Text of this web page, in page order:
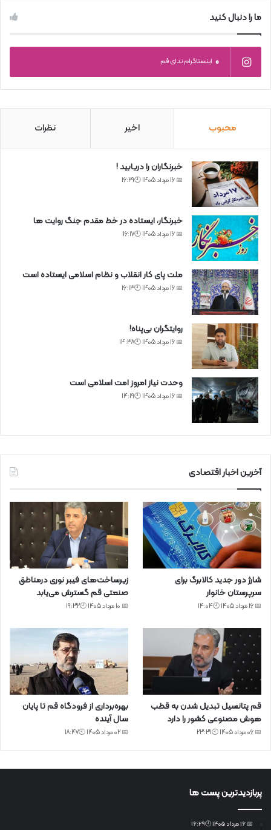
ما را دنبال کنید
0 اینستاگرام ندای قم
محبوب اخیر نظرات
خبرنگاران را دریابید !
📅 16 مرداد 1405 🕙16:29
خبرنگار، ایستاده در خط مقدم جنگ روایت ها
📅 16 مرداد 1405 🕙16:17
ملت پای کار انقلاب و نظام اسلامی ایستاده است
📅 16 مرداد 1405 🕙16:13
روایتگران بی‌پناه!
📅 16 مرداد 1405 🕙14:38
وحدت نیاز امروز امت اسلامی است
📅 16 مرداد 1405 🕙14:19
آخرین اخبار اقتصادی
شارژ دور جدید کالابرگ برای
سرپرستان خانوار
📅 16 مرداد 1405 🕙14:04
زیرساخت‌های فیبر نوری درمناطق
صنعتی قم گسترش می‌یابد
📅 10 مرداد 1405 🕙19:32
قم پتانسیل تبدیل شدن به قطب
هوش مصنوعی کشور را دارد
📅 06 مرداد 1405 🕙23:31
بهره‌برداری از فرودگاه قم تا پایان
سال آینده
📅 02 مرداد 1405 🕙18:47
پربازدیدترین پست ها
📅 16 مرداد 1405 🕙16:29